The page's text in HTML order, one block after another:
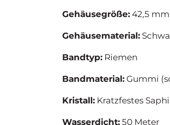
Gehäusegröße: 42,5
Gehäusematerial:
Bandtyp: Riemen
Bandmaterial: Gummi
Kristall: Kratzfestes
Wasserdicht: 50 Meter